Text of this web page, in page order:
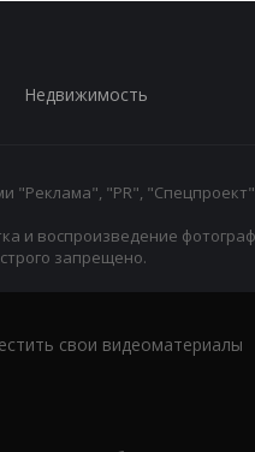
Недвижимость
"Реклама", "PR",
и воспроизведение
запрещено.
свои видеоматериалы